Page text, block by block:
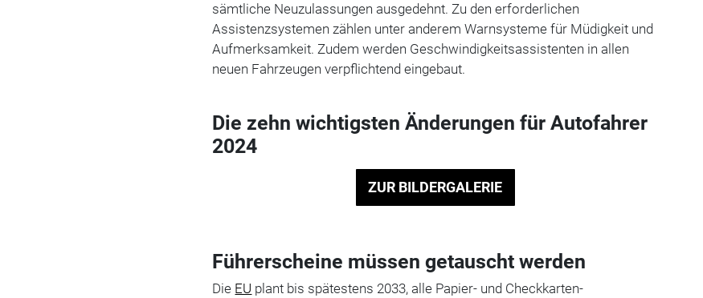
sämtliche Neuzulassungen ausgedehnt. Zu den erforderlichen
Assistenzsystemen zählen unter anderem Warnsysteme für Müdigkeit und
Aufmerksamkeit. Zudem werden Geschwindigkeitsassistenten in allen
neuen Fahrzeugen verpflichtend eingebaut.
Die zehn wichtigsten Änderungen für Autofahrer
2024
ZUR BILDERGALERIE
Führerscheine müssen getauscht werden
Die EU plant bis spätestens 2033, alle Papier- und Checkkarten-